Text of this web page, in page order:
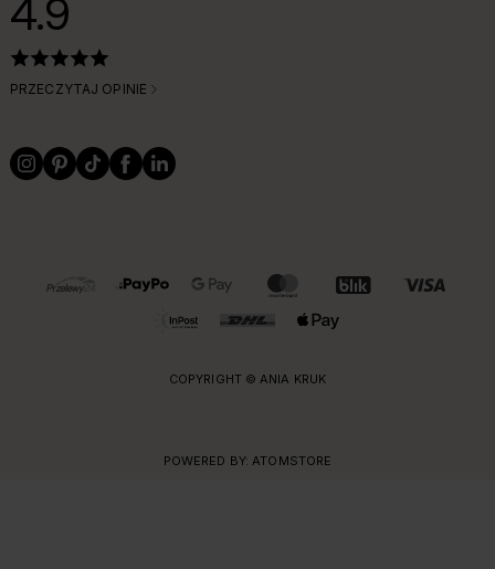
4.9
PRZECZYTAJ OPINIE
OBSŁUGIWANE FORMY PŁATNOŚCI I DOSTAWY
COPYRIGHT © ANIA KRUK
POWERED BY: ATOMSTORE